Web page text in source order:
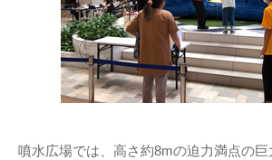
噴水広場では、高さ約8mの迫力満点の巨